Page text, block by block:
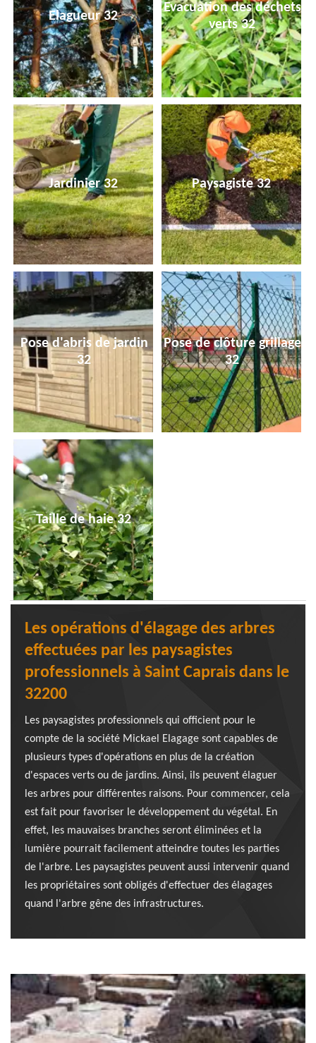
Elagueur 32
Evacuation des déchets
verts 32
Jardinier 32 Paysagiste 32
Pose d'abris de jardin
32
Pose de clôture grillage
32
Taille de haie 32
Les opérations d'élagage des arbres
effectuées par les paysagistes
professionnels à Saint Caprais dans le
32200
Les paysagistes professionnels qui officient pour le
compte de la société Mickael Elagage sont capables de
plusieurs types d'opérations en plus de la création
d'espaces verts ou de jardins. Ainsi, ils peuvent élaguer
les arbres pour différentes raisons. Pour commencer, cela
est fait pour favoriser le développement du végétal. En
effet, les mauvaises branches seront éliminées et la
lumière pourrait facilement atteindre toutes les parties
de l'arbre. Les paysagistes peuvent aussi intervenir quand
les propriétaires sont obligés d'effectuer des élagages
quand l'arbre gêne des infrastructures.